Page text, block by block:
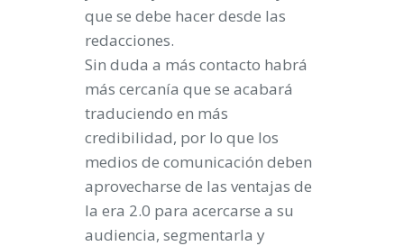
que se debe hacer desde las
redacciones.
Sin duda a más contacto habrá
más cercanía que se acabará
traduciendo en más
credibilidad, por lo que los
medios de comunicación deben
aprovecharse de las ventajas de
la era 2.0 para acercarse a su
audiencia, segmentarla y